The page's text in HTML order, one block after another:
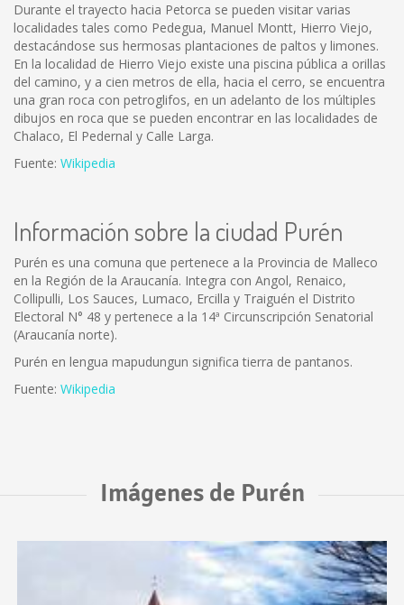
Durante el trayecto hacia Petorca se pueden visitar varias
localidades tales como Pedegua, Manuel Montt, Hierro Viejo,
destacándose sus hermosas plantaciones de paltos y limones.
En la localidad de Hierro Viejo existe una piscina pública a orillas
del camino, y a cien metros de ella, hacia el cerro, se encuentra
una gran roca con petroglifos, en un adelanto de los múltiples
dibujos en roca que se pueden encontrar en las localidades de
Chalaco, El Pedernal y Calle Larga.
Fuente: Wikipedia
Información sobre la ciudad Purén
Purén es una comuna que pertenece a la Provincia de Malleco
en la Región de la Araucanía. Integra con Angol, Renaico,
Collipulli, Los Sauces, Lumaco, Ercilla y Traiguén el Distrito
Electoral N° 48 y pertenece a la 14ª Circunscripción Senatorial
(Araucanía norte).
Purén en lengua mapudungun significa tierra de pantanos.
Fuente: Wikipedia
Imágenes de Purén